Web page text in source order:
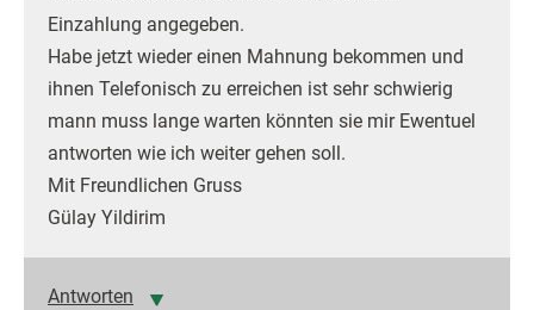
Einzahlung angegeben.
Habe jetzt wieder einen Mahnung bekommen und
ihnen Telefonisch zu erreichen ist sehr schwierig
mann muss lange warten könnten sie mir Ewentuel
antworten wie ich weiter gehen soll.
Mit Freundlichen Gruss
Gülay Yildirim
Antworten